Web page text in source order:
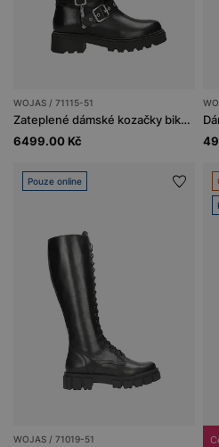
WOJAS / 71115-51
Zateplené dámské kozačky biker stylu z pravé kůže
6499.00 Kč
Pouze online
WOJAS / 71019-51